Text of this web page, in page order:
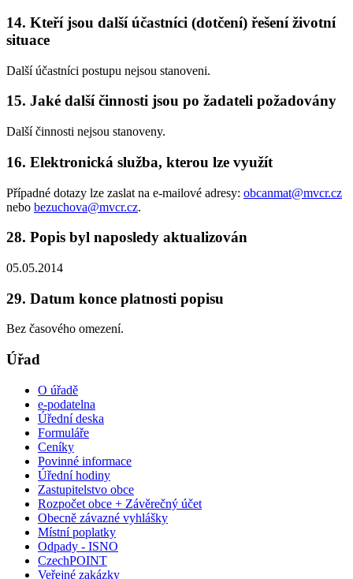
14. Kteří jsou další účastníci (dotčení) řešení životní
situace
Další účastníci postupu nejsou stanoveni.
15. Jaké další činnosti jsou po žadateli požadovány
Další činnosti nejsou stanoveny.
16. Elektronická služba, kterou lze využít
Případné dotazy lze zaslat na e-mailové adresy: obcanmat@mvcr.cz
nebo bezuchova@mvcr.cz.
28. Popis byl naposledy aktualizován
05.05.2014
29. Datum konce platnosti popisu
Bez časového omezení.
Úřad
O úřadě
e-podatelna
Úřední deska
Formuláře
Ceníky
Povinné informace
Úřední hodiny
Zastupitelstvo obce
Rozpočet obce + Závěrečný účet
Obecně závazné vyhlášky
Místní poplatky
Odpady - ISNO
CzechPOINT
Veřejné zakázky